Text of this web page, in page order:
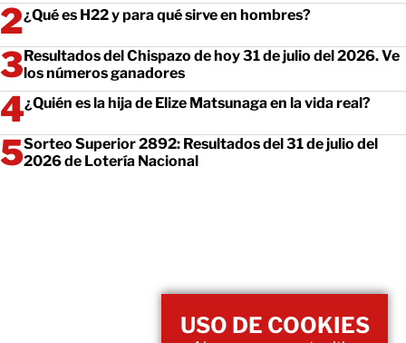
¿Qué es H22 y para qué sirve en hombres?
Resultados del Chispazo de hoy 31 de julio del 2026. Ve
los números ganadores
¿Quién es la hija de Elize Matsunaga en la vida real?
Sorteo Superior 2892: Resultados del 31 de julio del
2026 de Lotería Nacional
USO DE COOKIES